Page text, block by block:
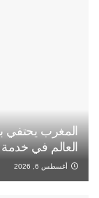
المغرب يحتفي
العالم في خدمة
أغسطس 6, 2026